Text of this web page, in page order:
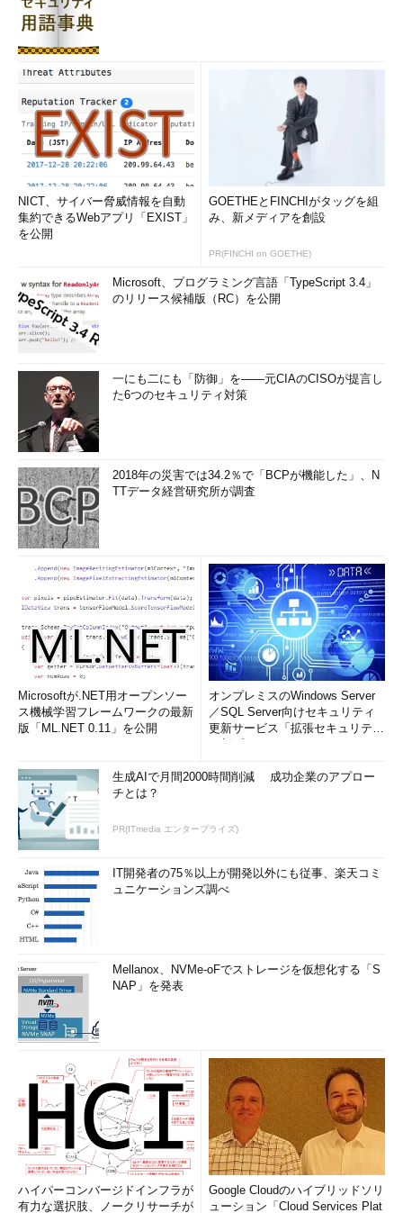
NICT、サイバー脅威情報を自動
集約できるWebアプリ「EXIST」
を公開
GOETHEとFINCHIがタッグを組
み、新メディアを創設
PR(FINCHI on GOETHE)
Microsoft、プログラミング言語「TypeScript 3.4」
のリリース候補版（RC）を公開
一にも二にも「防御」を――元CIAのCISOが提言し
た6つのセキュリティ対策
2018年の災害では34.2％で「BCPが機能した」、N
TTデータ経営研究所が調査
Microsoftが.NET用オープンソー
ス機械学習フレームワークの最新
版「ML.NET 0.11」を公開
オンプレミスのWindows Server
／SQL Server向けセキュリティ
更新サービス「拡張セキュリティ
生成AIで月間2000時間削減 成功企業のアプロー
チとは？
PR(ITmedia エンタープライズ)
IT開発者の75％以上が開発以外にも従事、楽天コミ
ュニケーションズ調べ
Mellanox、NVMe-oFでストレージを仮想化する「S
NAP」を発表
ハイパーコンバージドインフラが
有力な選択肢、ノークリサーチが
Google Cloudのハイブリッドソリ
ューション「Cloud Services Plat